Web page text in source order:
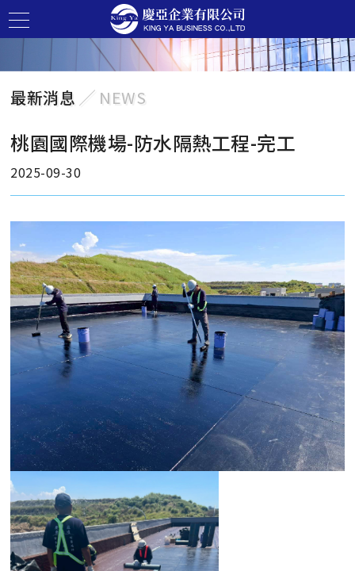
最新消息 ╱ NEWS
桃園國際機場-防水隔熱工程-完工
2025-09-30